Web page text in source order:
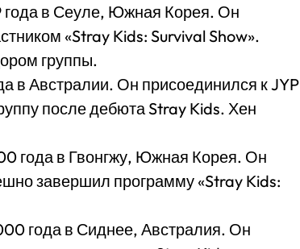
года в Сеуле, Южная Корея. Он
«Stray Kids: Survival Show».
группы.
в Австралии. Он присоединился к JYP
после дебюта Stray Kids. Хен
года в Гвонгжу, Южная Корея. Он
завершил программу «Stray Kids:
года в Сиднее, Австралия. Он